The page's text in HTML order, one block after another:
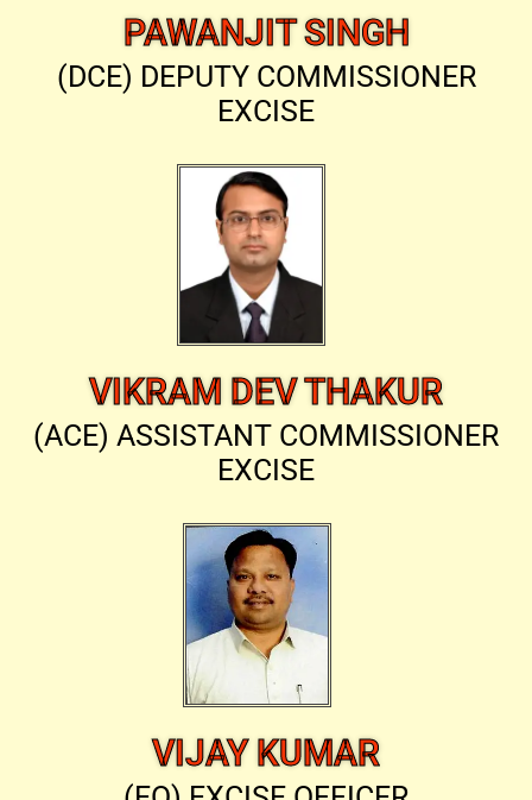
PAWANJIT SINGH
(DCE) DEPUTY COMMISSIONER
EXCISE
VIKRAM DEV THAKUR
(ACE) ASSISTANT COMMISSIONER
EXCISE
VIJAY KUMAR